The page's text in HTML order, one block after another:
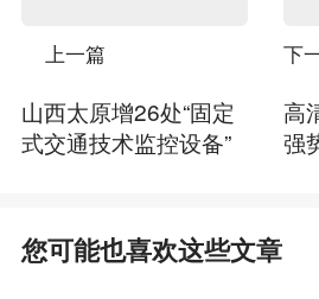
上一篇
山西太原增26处“固定
式交通技术监控设备”
下
高
强
您可能也喜欢这些文章